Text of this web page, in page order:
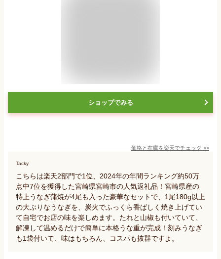
ショップでみる
価格と在庫を楽天でチェック >>
Tacky
こちらは楽天2部門で1位、2024年の年間ランキング約50万
点中7位を獲得した宮崎県宮崎市の人気返礼品！宮崎県産の
特上うなぎ蒲焼が4尾も入った豪華なセットで、1尾180g以上
の大ぶりなうなぎを、炭火でふっくら香ばしく焼き上げてい
て自宅でお店の味を楽しめます。たれと山椒も付いていて、
解凍して温めるだけで簡単に本格うな重が完成！刻みうなぎ
も1袋付いて、味はもちろん、コスパも抜群ですよ。